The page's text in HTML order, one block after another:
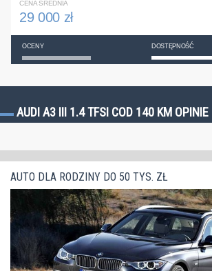
CENA ŚREDNIA
29 000 zł
OCENY DOSTĘPNOŚĆ
AUDI A3 III 1.4 TFSI COD 140 KM OPINIE
AUTO DLA RODZINY DO 50 TYS. ZŁ